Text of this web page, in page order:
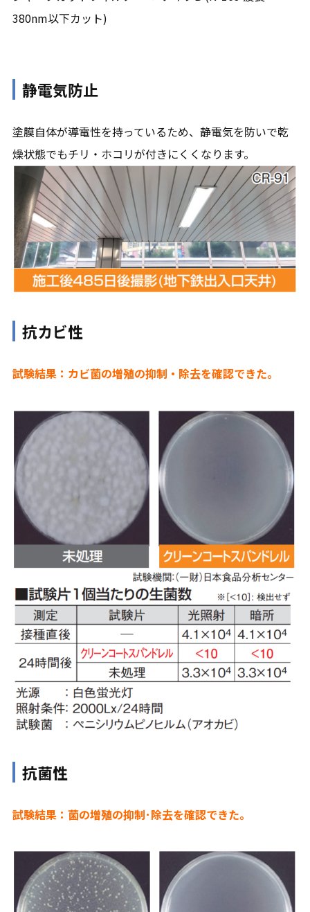
380nm以下カット)
静電気防止
塗膜自体が導電性を持っているため、静電気を防いで乾
燥状態でもチリ・ホコリが付きにくくなります。
抗カビ性
試験結果：カビ菌の増殖の抑制・除去を確認できた。
抗菌性
試験結果：菌の増殖の抑制･除去を確認できた。